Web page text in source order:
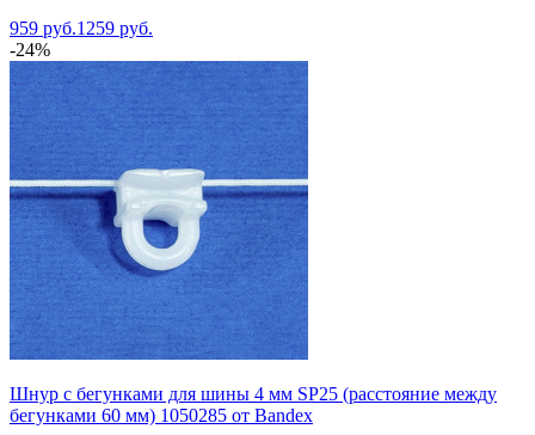
959 руб.1259 руб.
-24%
Шнур с бегунками для шины 4 мм SP25 (расстояние между
бегунками 60 мм) 1050285 от Bandex